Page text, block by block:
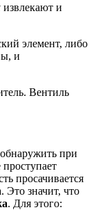
и
элемент, либо
и
Вентиль
при
просачивается
Это значит, что
. Для этого: